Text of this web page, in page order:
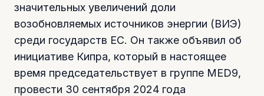
значительных увеличений доли
возобновляемых источников энергии (ВИЭ)
среди государств ЕС. Он также объявил об
инициативе Кипра, который в настоящее
время председательствует в группе MED9,
провести 30 сентября 2024 года